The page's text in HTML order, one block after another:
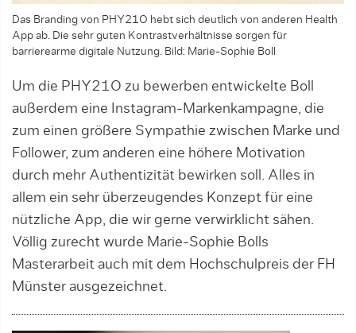
Das Branding von PHY21O hebt sich deutlich von anderen Health
App ab. Die sehr guten Kontrastverhältnisse sorgen für
barrierearme digitale Nutzung. Bild: Marie-Sophie Boll
Um die PHY21O zu bewerben entwickelte Boll
außerdem eine Instagram-Markenkampagne, die
zum einen größere Sympathie zwischen Marke und
Follower, zum anderen eine höhere Motivation
durch mehr Authentizität bewirken soll. Alles in
allem ein sehr überzeugendes Konzept für eine
nützliche App, die wir gerne verwirklicht sähen.
Völlig zurecht wurde Marie-Sophie Bolls
Masterarbeit auch mit dem Hochschulpreis der FH
Münster ausgezeichnet.